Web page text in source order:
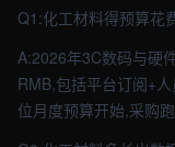
Q1:化工材料得预算花
A:2026年3C数码与硬
RMB,包括平台订阅+
位月度预算开始,采购